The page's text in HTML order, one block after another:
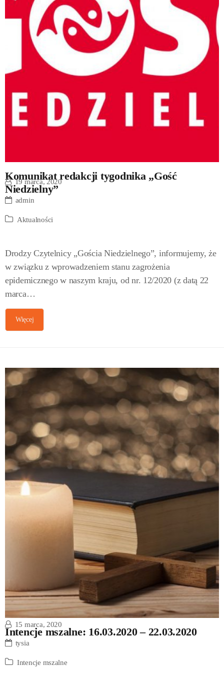
Komunikat redakcji tygodnika „Gość
Niedzielny”
19 marca, 2020
admin
Aktualności
Drodzy Czytelnicy „Gościa Niedzielnego”, informujemy, że
w związku z wprowadzeniem stanu zagrożenia
epidemicznego w naszym kraju, od nr. 12/2020 (z datą 22
marca…
Więcej
Intencje mszalne: 16.03.2020 – 22.03.2020
15 marca, 2020
tysia
Intencje mszalne